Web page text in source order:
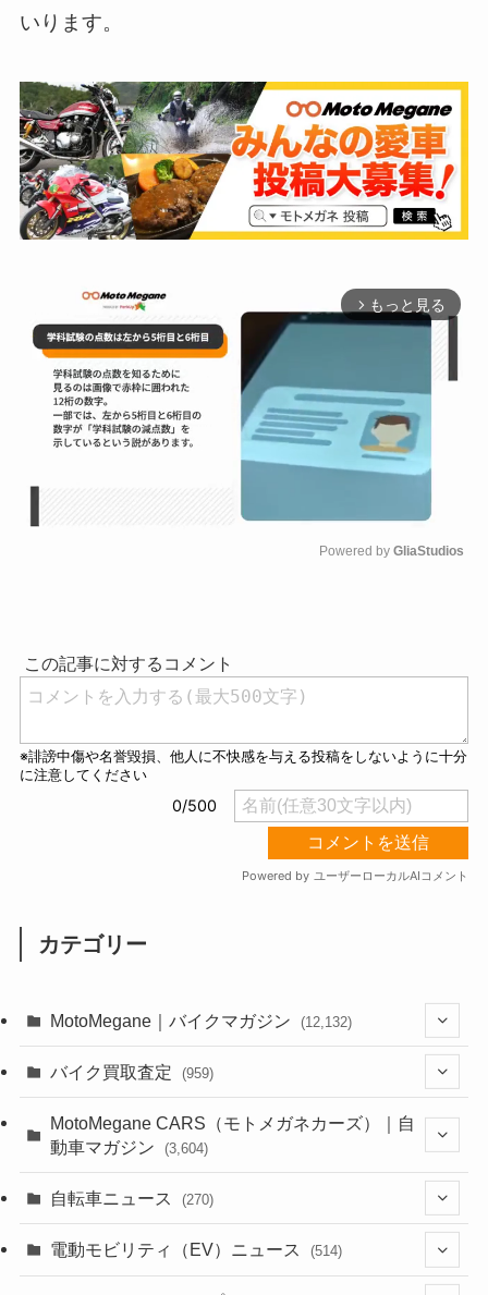
いります。
arrow_forward_ios もっと見る
Powered by GliaStudios
カテゴリー
MotoMegane｜バイクマガジン (12,132)
(44)
(638)
(118) (252)
(306)
(6,955)
バイク買取査定 (959)
(352)
MotoMegane CARS（モトメガネカーズ）｜自
動車マガジン
(3,604)
(185)
自転車ニュース (270)
(54)
電動モビリティ（EV）ニュース (514)